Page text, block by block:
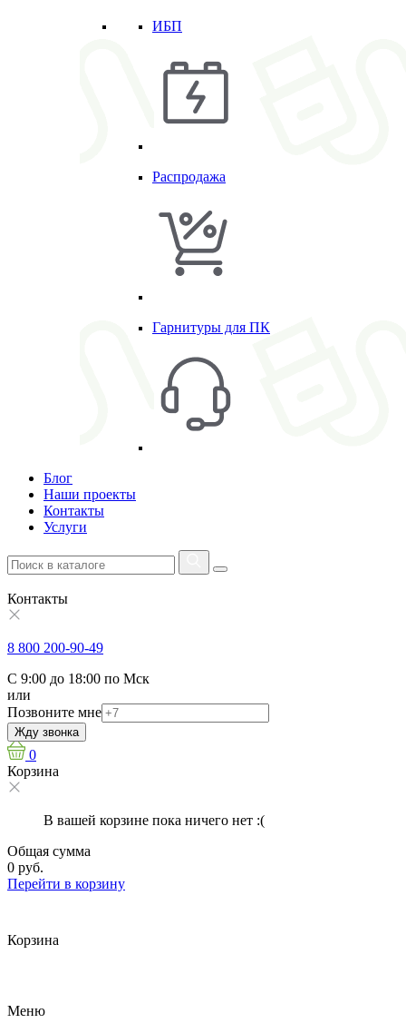
ИБП
Распродажа
Гарнитуры для ПК
Блог
Наши проекты
Контакты
Услуги
Контакты
8 800 200-90-49
С 9:00 до 18:00 по Мск
или
Позвоните мне
Жду звонка
0
Корзина
В вашей корзине пока ничего нет :(
Общая сумма
0 руб.
Перейти в корзину
Корзина
Меню